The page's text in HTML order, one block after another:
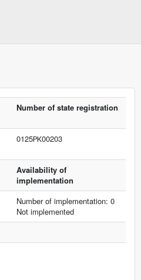
Number of state registration
0125РК00203
Availability of
implementation
Number of implementation: 0
Not implemented